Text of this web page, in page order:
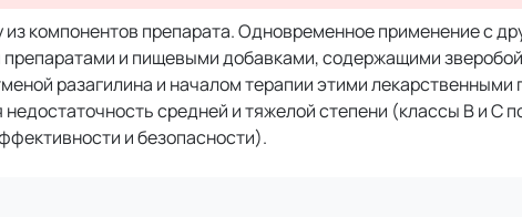
компонентов препарата. Одновременное применение с
и пищевыми добавками, содержащими зверобой
разагилина и началом терапии этими лекарственными
средней и тяжелой степени (классы В и С
и безопасности).